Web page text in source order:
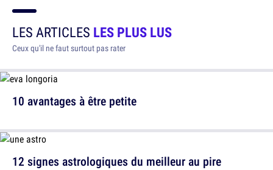
LES ARTICLES LES PLUS LUS
Ceux qu'il ne faut surtout pas rater
10 avantages à être petite
12 signes astrologiques du meilleur au pire